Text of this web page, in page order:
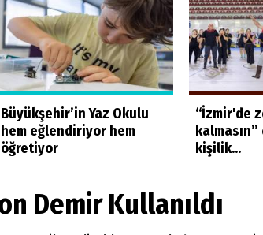
Foto Galeri
Büyükşehir’in Yaz Okulu
hem eğlendiriyor hem
öğretiyor
“İzmir'de
kalmasın”
kişilik...
Demir Kullanıldı